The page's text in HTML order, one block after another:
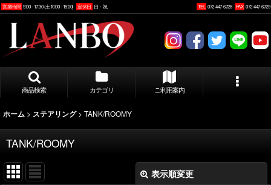
営業時間 9:00 - 17:30 (土10:00 - 15:00) 定休日 日・祝 TEL 072-447-6728 FAX 072-447-6729
商品検索 カテゴリ ご利用案内
ホーム > ステアリング > TANK/ROOMY
TANK/ROOMY
表示順変更